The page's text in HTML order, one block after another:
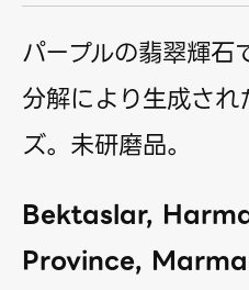
パープルの翡翠輝石
分解により生成され
ズ。未研磨品。
Bektaslar,
Province,